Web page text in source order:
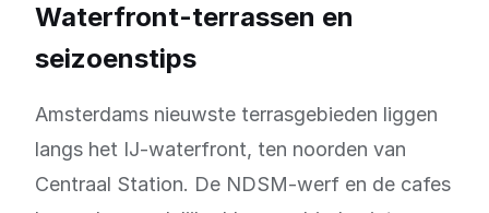
Waterfront-terrassen en
seizoenstips
Amsterdams nieuwste terrasgebieden liggen
langs het IJ-waterfront, ten noorden van
Centraal Station. De NDSM-werf en de cafes